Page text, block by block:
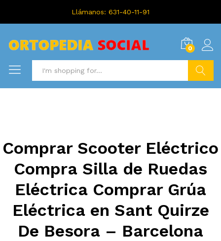
Llámanos: 631-40-11-91
0
Comprar Scooter Eléctrico
Compra Silla de Ruedas
Eléctrica Comprar Grúa
Eléctrica en Sant Quirze
De Besora – Barcelona